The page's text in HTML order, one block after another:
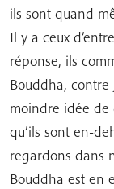
ils sont quand
Il y a ceux
réponse, ils
Bouddha, contre
moindre idée de
qu’ils sont en-
regardons dans
Bouddha est en